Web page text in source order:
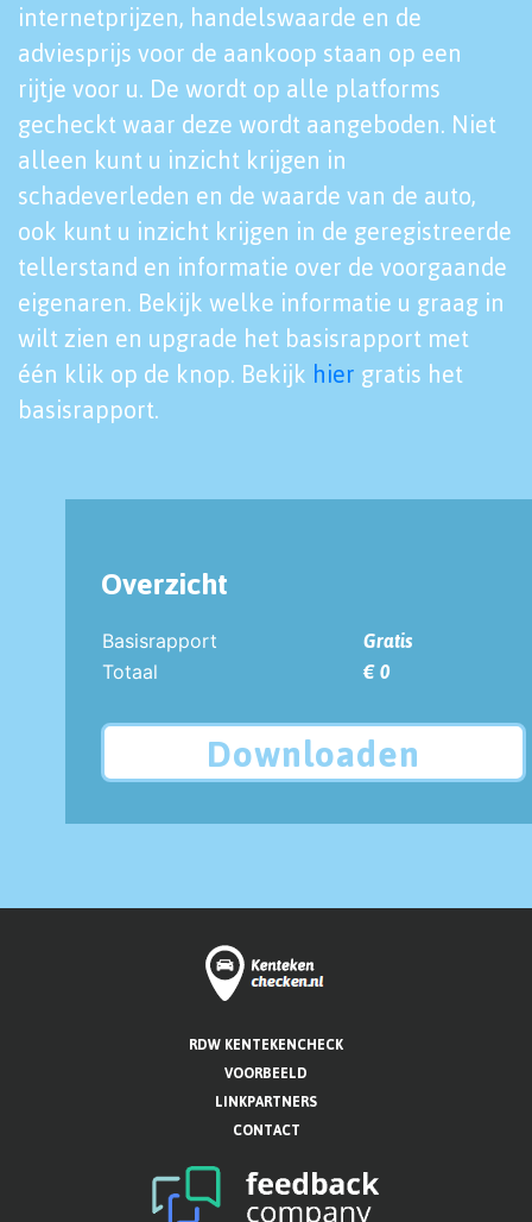
internetprijzen, handelswaarde en de
adviesprijs voor de aankoop staan op een
rijtje voor u. De wordt op alle platforms
gecheckt waar deze wordt aangeboden. Niet
alleen kunt u inzicht krijgen in
schadeverleden en de waarde van de auto,
ook kunt u inzicht krijgen in de geregistreerde
tellerstand en informatie over de voorgaande
eigenaren. Bekijk welke informatie u graag in
wilt zien en upgrade het basisrapport met
één klik op de knop. Bekijk hier gratis het
basisrapport.
Overzicht
Basisrapport
Gratis
Totaal
€ 0
Downloaden
RDW KENTEKENCHECK
VOORBEELD
LINKPARTNERS
CONTACT